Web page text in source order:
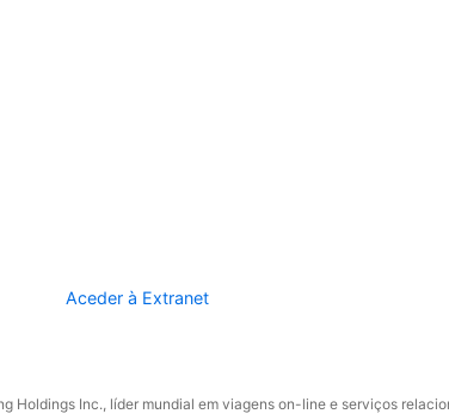
Aceder à Extranet
Holdings Inc., líder mundial em viagens on-line e serviços